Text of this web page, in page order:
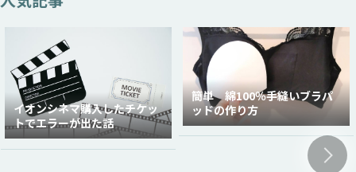
イオンシネマ購入したチケッ
トでエラーが出た話
簡単 綿100％手縫いブラパ
ッドの作り方